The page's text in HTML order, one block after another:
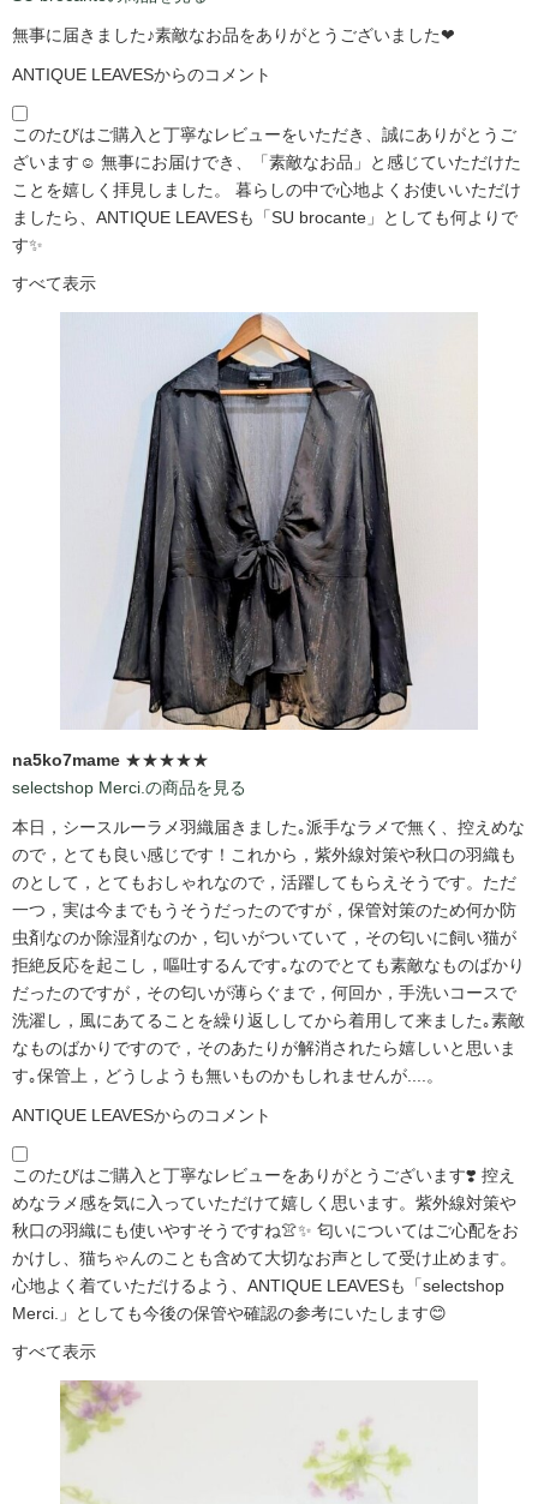
無事に届きました♪素敵なお品をありがとうございました❤
ANTIQUE LEAVESからのコメント
このたびはご購入と丁寧なレビューをいただき、誠にありがとうご
ざいます☺️ 無事にお届けでき、「素敵なお品」と感じていただけた
ことを嬉しく拝見しました。 暮らしの中で心地よくお使いいただけ
ましたら、ANTIQUE LEAVESも「SU brocante」としても何よりで
す✨
すべて表示
na5ko7mame ★★★★★
selectshop Merci.の商品を見る
本日，シースルーラメ羽織届きました｡派手なラメで無く、控えめな
ので，とても良い感じです！これから，紫外線対策や秋口の羽織も
のとして，とてもおしゃれなので，活躍してもらえそうです。ただ
一つ，実は今までもうそうだったのですが，保管対策のため何か防
虫剤なのか除湿剤なのか，匂いがついていて，その匂いに飼い猫が
拒絶反応を起こし，嘔吐するんです｡なのでとても素敵なものばかり
だったのですが，その匂いが薄らぐまで，何回か，手洗いコースで
洗濯し，風にあてることを繰り返ししてから着用して来ました｡素敵
なものばかりですので，そのあたりが解消されたら嬉しいと思いま
す｡保管上，どうしようも無いものかもしれませんが....。
ANTIQUE LEAVESからのコメント
このたびはご購入と丁寧なレビューをありがとうございます❣️ 控え
めなラメ感を気に入っていただけて嬉しく思います。紫外線対策や
秋口の羽織にも使いやすそうですね👚✨ 匂いについてはご心配をお
かけし、猫ちゃんのことも含めて大切なお声として受け止めます。
心地よく着ていただけるよう、ANTIQUE LEAVESも「selectshop
Merci.」としても今後の保管や確認の参考にいたします😊
すべて表示